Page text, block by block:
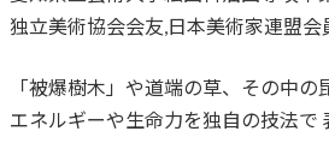
独立美術協会会友,日本美術家連盟
「被爆樹木」や道端の草、その中
エネルギーや生命力を独自の技法で